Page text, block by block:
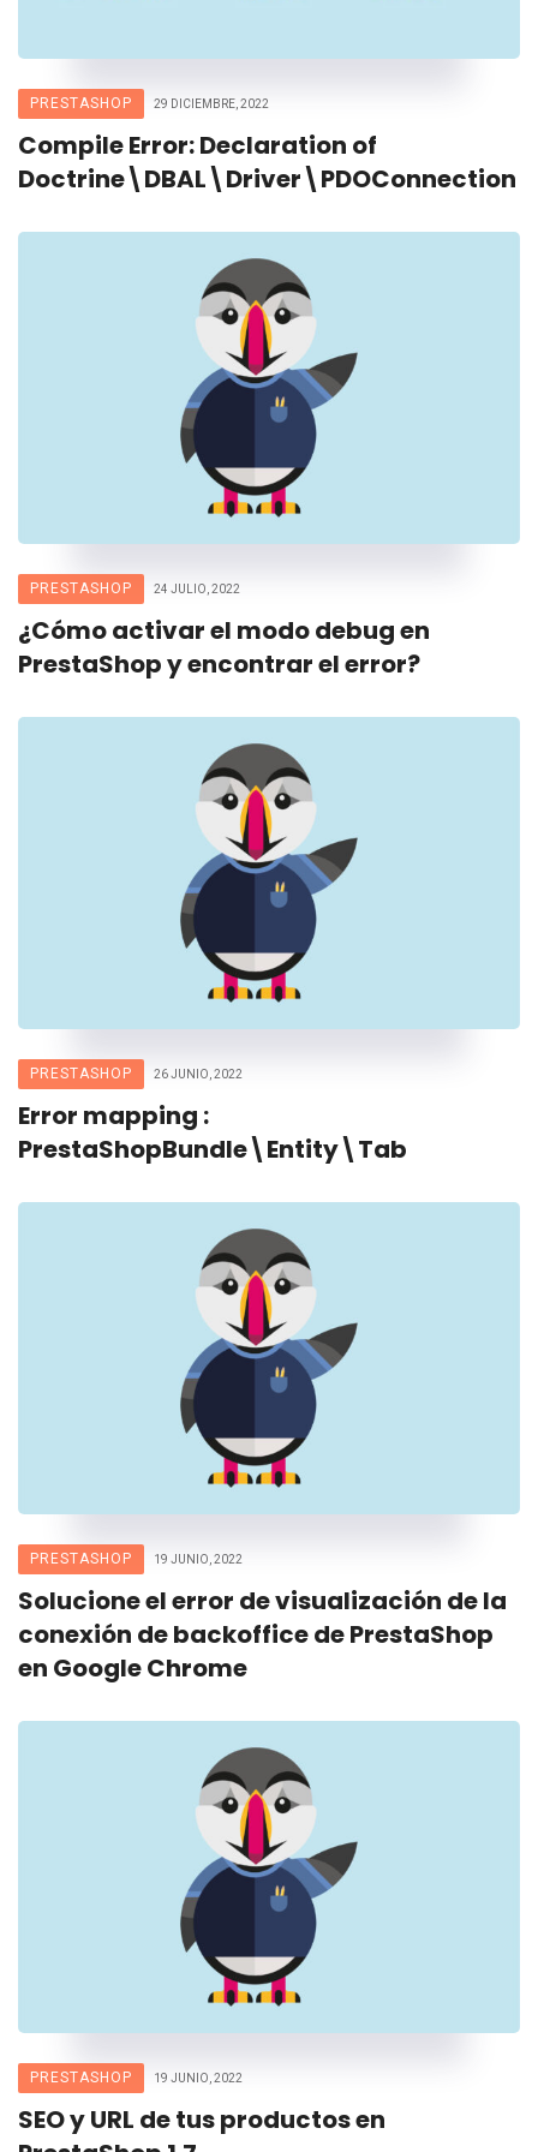
PRESTASHOP 29 DICIEMBRE, 2022
Compile Error: Declaration of
Doctrine\DBAL\Driver\PDOConnection
PRESTASHOP 24 JULIO, 2022
¿Cómo activar el modo debug en
PrestaShop y encontrar el error?
PRESTASHOP 26 JUNIO, 2022
Error mapping :
PrestaShopBundle\Entity\Tab
PRESTASHOP 19 JUNIO, 2022
Solucione el error de visualización de la
conexión de backoffice de PrestaShop
en Google Chrome
PRESTASHOP 19 JUNIO, 2022
SEO y URL de tus productos en